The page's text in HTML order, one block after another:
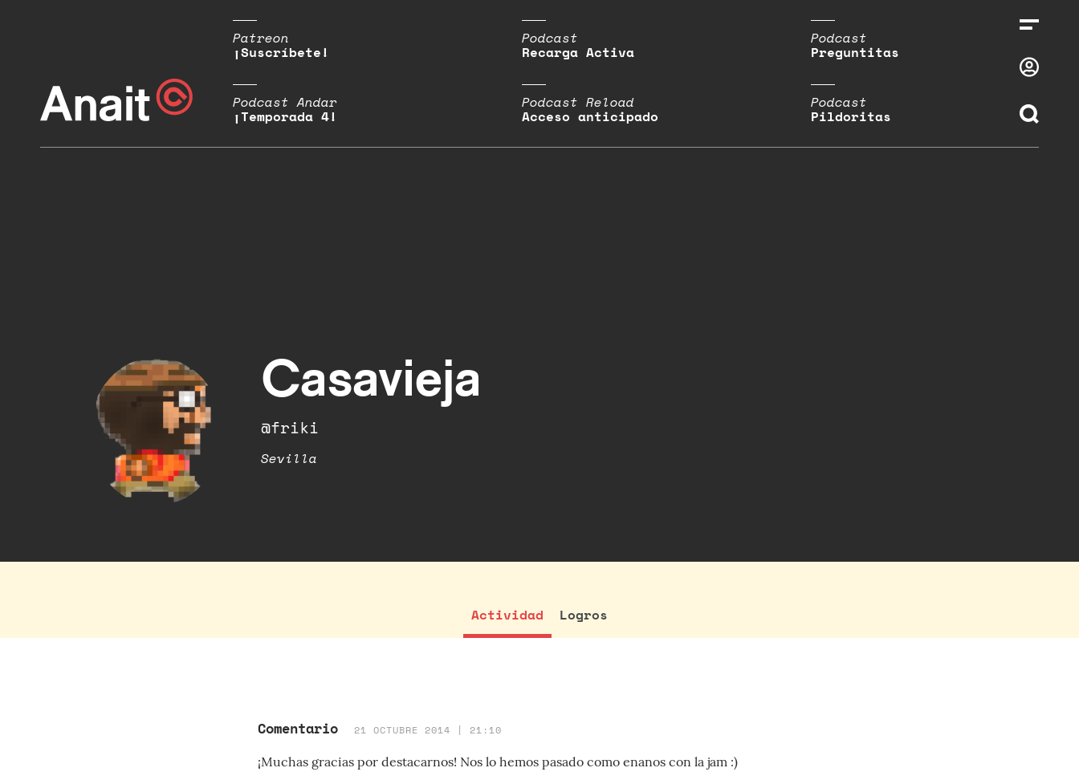
Patreon
¡Suscríbete!
Podcast
Recarga Activa
Podcast
Preguntitas
Podcast Andar
¡Temporada 4!
Podcast Reload
Acceso anticipado
Podcast
Pildoritas
Casavieja
@friki
Sevilla
Actividad Logros
Comentario 21 OCTUBRE 2014 | 21:10
¡Muchas gracias por destacarnos! Nos lo hemos pasado como enanos con la jam :)